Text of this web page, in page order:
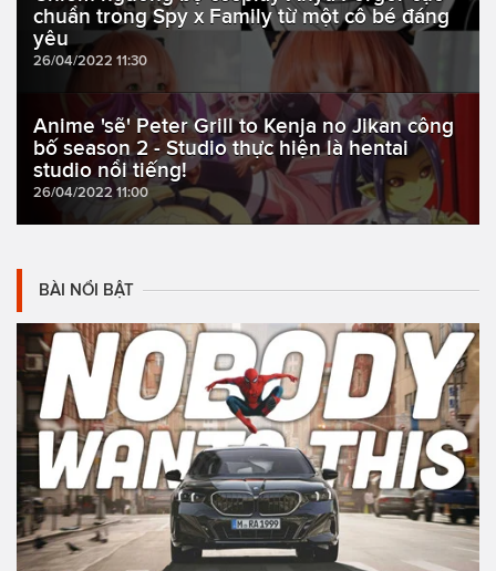
chuẩn trong Spy x Family từ một cô bé đáng
yêu
26/04/2022 11:30
Anime 'sẽ' Peter Grill to Kenja no Jikan công
bố season 2 - Studio thực hiện là hentai
studio nổi tiếng!
26/04/2022 11:00
BÀI NỔI BẬT